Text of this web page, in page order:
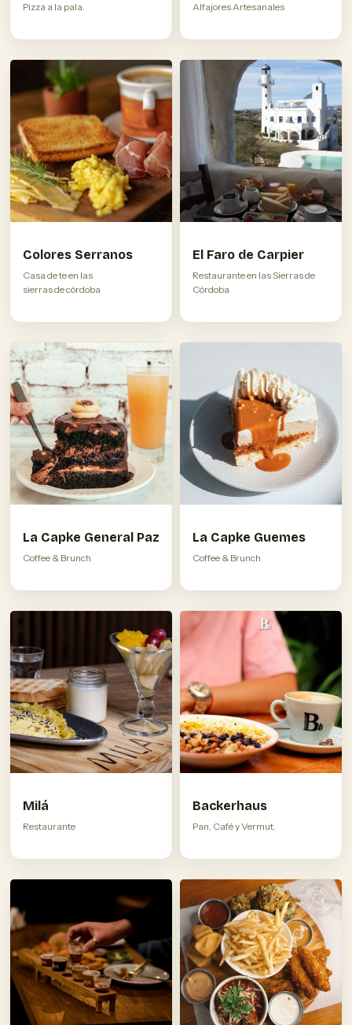
Pizza a la pala. Alfajores Artesanales
Colores Serranos
Casa de te en las
sierras de córdoba
El Faro de Carpier
Restaurante en las Sierras de
Córdoba
La Capke General Paz
Coffee & Brunch
La Capke Guemes
Coffee & Brunch
Milá
Restaurante
Backerhaus
Pan, Café y Vermut.